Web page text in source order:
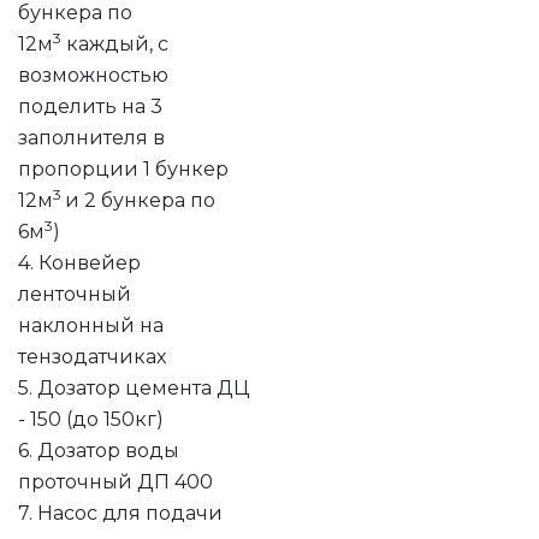
бункера по
12м3 каждый, с
возможностью
поделить на 3
заполнителя в
пропорции 1 бункер
12м3 и 2 бункера по
6м3)
4. Конвейер
ленточный
наклонный на
тензодатчиках
5. Дозатор цемента ДЦ
- 150 (до 150кг)
6. Дозатор воды
проточный ДП 400
7. Насос для подачи